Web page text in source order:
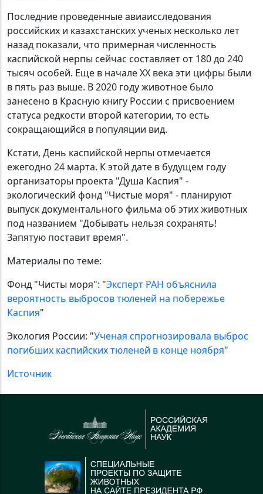
Последние проведенные авиаисследования
российских и казахстанских ученых несколько лет
назад показали, что примерная численность
каспийской нерпы сейчас составляет от 180 до 240
тысяч особей. Еще в начале XX века эти цифры были
в пять раз выше. В 2020 году животное было
занесено в Красную книгу России с присвоением
статуса редкости второй категории, то есть
сокращающийся в популяции вид.
Кстати, День каспийской нерпы отмечается
ежегодно 24 марта. К этой дате в будущем году
организаторы проекта "Душа Каспия" -
экологический фонд "Чистые моря" - планируют
выпуск документального фильма об этих животных
под названием "Добывать нельзя сохранять!
Запятую поставит время".
Материалы по теме:
Фонд "Чисты моря": "Эксперт РАН объяснила
вероятность выбросов тюленей на побережье
Каспия"
Экология России: "Ученая спрогнозировала выброс
погибших каспийских тюленей в конце ноября"
Источник